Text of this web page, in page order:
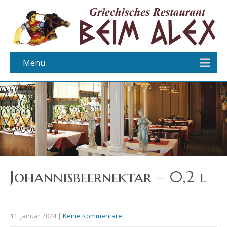
Menu
Johannisbeernektar – 0,2 l
11. Januar 2024 | Keine Kommentare